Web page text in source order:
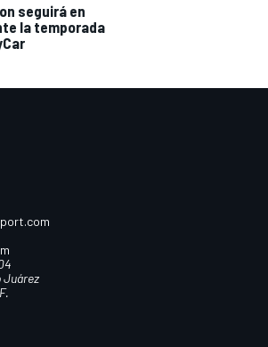
seguirá en
la temporada
Juárez